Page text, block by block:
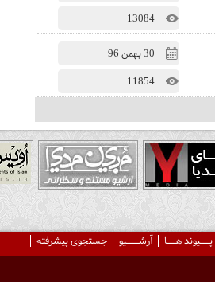
13084
30 بهمن 96
11854
پـــیوند هـــا آرشــــیو جستجوی پیشرفته